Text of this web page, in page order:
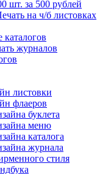
шт. за 500 рублей
на ч/б листовках
каталогов
журналов
листовки
флаеров
буклета
меню
каталога
журнала
стиля